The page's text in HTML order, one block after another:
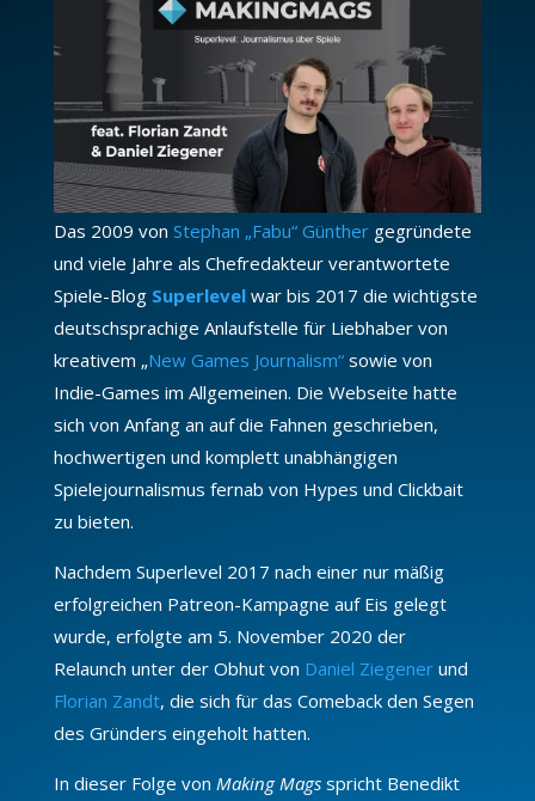
Das 2009 von Stephan „Fabu“ Günthergegründete
und viele Jahre als Chefredakteur verantwortete
Spiele-Blog Superlevel war bis 2017 die wichtigste
deutschsprachige Anlaufstelle für Liebhaber von
kreativem „New Games Journalism“sowie von
Indie-Games im Allgemeinen. Die Webseite hatte
sich von Anfang an auf die Fahnen geschrieben,
hochwertigen und komplett unabhängigen
Spielejournalismus fernab von Hypes und Clickbait
zu bieten.
Nachdem Superlevel 2017 nach einer nur mäßig
erfolgreichen Patreon-Kampagne auf Eis gelegt
wurde, erfolgte am 5. November 2020 der
Relaunch unter der Obhut von Daniel Ziegenerund
Florian Zandt, die sich für das Comeback den Segen
des Gründers eingeholt hatten.
In dieser Folge von Making Mags spricht Benedikt